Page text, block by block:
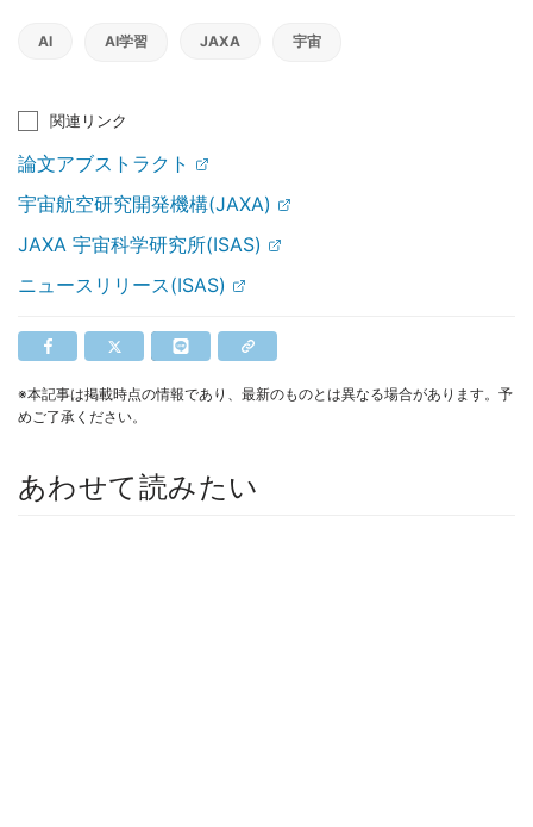
AI AI学習 JAXA 宇宙
関連リンク
論文アブストラクト
宇宙航空研究開発機構(JAXA)
JAXA 宇宙科学研究所(ISAS)
ニュースリリース(ISAS)
※本記事は掲載時点の情報であり、最新のものとは異なる場合があります。予
めご了承ください。
あわせて読みたい